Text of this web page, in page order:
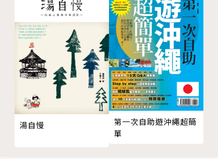
光大使、日本品牌手機代言與電台主持人，FB粉絲專
頁近40萬人，寫作與教學十餘年。
頻繁於各大報專欄撰文及電視、廣播等媒體擔任受訪專
家與固定來賓，因為最樂此不疲的愛好是分享省錢、省
時、省力的自創訣竅，最熱血努力的志業是推廣超值海
外旅行和台灣觀光。2008年發表＜全台寺廟香客大樓
借宿資訊＞一文後，單篇點閱數近80萬並引發寺廟住
宿熱潮。
湯自慢
第一次自助遊沖繩超簡
單